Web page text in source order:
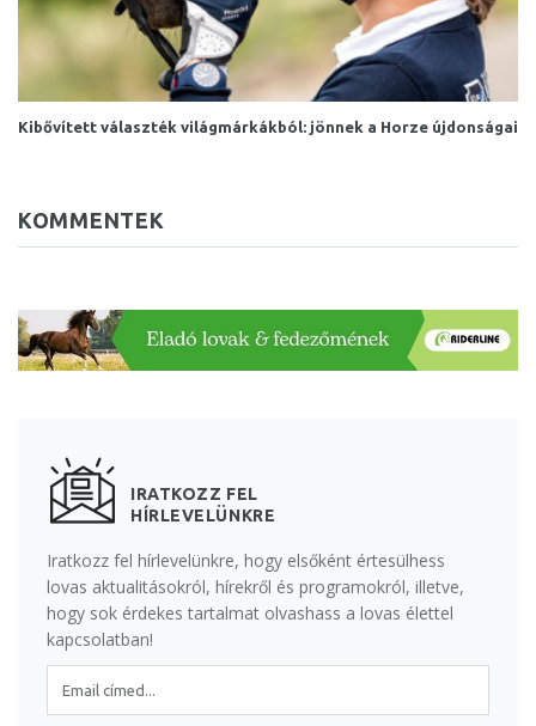
Kibővített választék világmárkákból: jönnek a Horze újdonságai
KOMMENTEK
IRATKOZZ FEL
HÍRLEVELÜNKRE
Iratkozz fel hírlevelünkre, hogy elsőként értesülhess
lovas aktualitásokról, hírekről és programokról, illetve,
hogy sok érdekes tartalmat olvashass a lovas élettel
kapcsolatban!